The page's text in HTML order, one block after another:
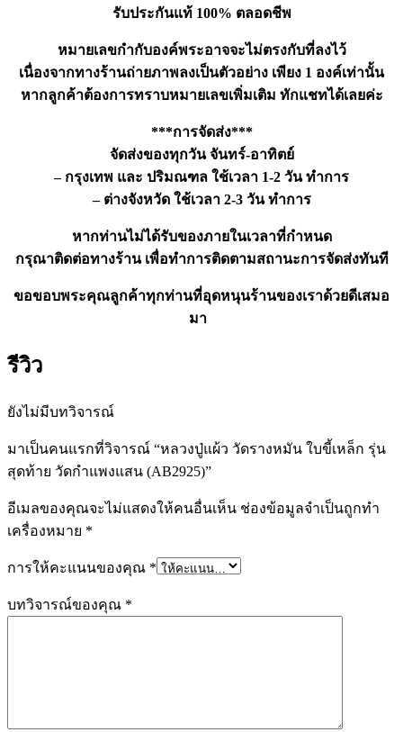
รับประกันแท้ 100% ตลอดชีพ
หมายเลขกำกับองค์พระอาจจะไม่ตรงกับที่ลงไว้
เนื่องจากทางร้านถ่ายภาพลงเป็นตัวอย่าง เพียง 1 องค์เท่านั้น
หากลูกค้าต้องการทราบหมายเลขเพิ่มเติม ทักแชทได้เลยค่ะ
***การจัดส่ง***
จัดส่งของทุกวัน จันทร์-อาทิตย์
– กรุงเทพ และ ปริมณฑล ใช้เวลา 1-2 วัน ทำการ
– ต่างจังหวัด ใช้เวลา 2-3 วัน ทำการ
หากท่านไม่ได้รับของภายในเวลาที่กำหนด
กรุณาติดต่อทางร้าน เพื่อทำการติดตามสถานะการจัดส่งทันที
ขอขอบพระคุณลูกค้าทุกท่านที่อุดหนุนร้านของเราด้วยดีเสมอ
มา
รีวิว
ยังไม่มีบทวิจารณ์
มาเป็นคนแรกที่วิจารณ์ “หลวงปู่แผ้ว วัดรางหมัน ใบขี้เหล็ก รุ่น
สุดท้าย วัดกำแพงแสน (AB2925)”
อีเมลของคุณจะไม่แสดงให้คนอื่นเห็น ช่องข้อมูลจำเป็นถูกทำ
เครื่องหมาย *
การให้คะแนนของคุณ *
บทวิจารณ์ของคุณ *